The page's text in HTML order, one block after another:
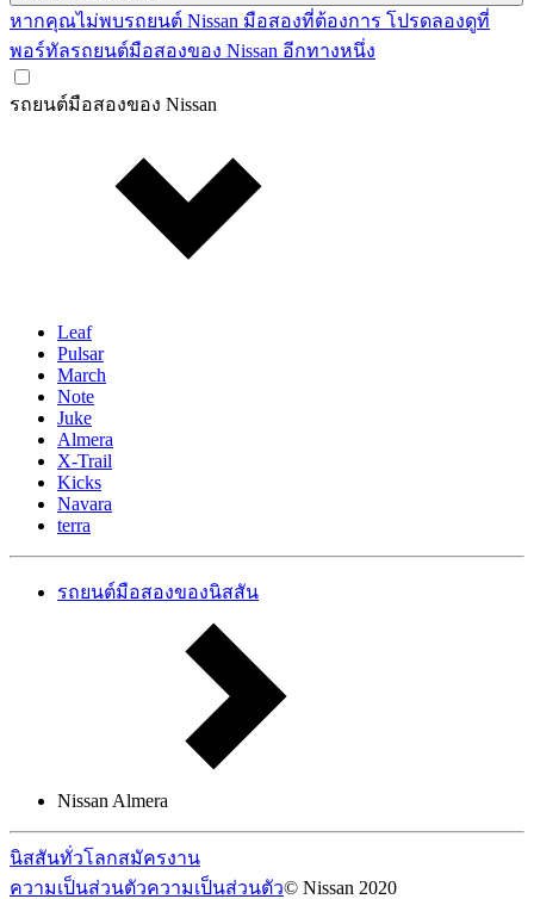
หากคุณไม่พบรถยนต์ Nissan มือสองที่ต้องการ โปรดลองดูที่
พอร์ทัลรถยนต์มือสองของ Nissan อีกทางหนึ่ง
รถยนต์มือสองของ Nissan
Leaf
Pulsar
March
Note
Juke
Almera
X-Trail
Kicks
Navara
terra
รถยนต์มือสองของนิสสัน
Nissan Almera
นิสสันทั่วโลกสมัครงาน
ความเป็นส่วนตัวความเป็นส่วนตัว© Nissan 2020